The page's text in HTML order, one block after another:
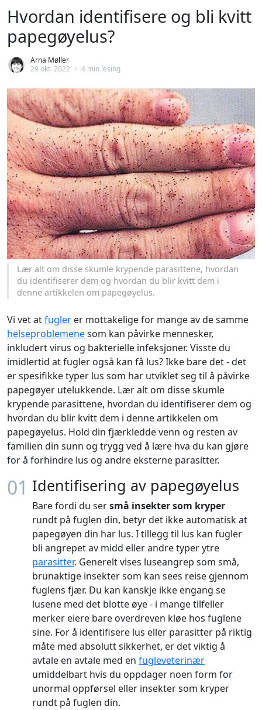
Hvordan identifisere og bli kvitt
papegøyelus?
Arna Møller
29 okt. 2022 • 4 min lesing
Lær alt om disse skumle krypende parasittene, hvordan
du identifiserer dem og hvordan du blir kvitt dem i
denne artikkelen om papegøyelus.
Vi vet atfugler er mottakelige for mange av de samme
helseproblemenesom kan påvirke mennesker,
inkludert virus og bakterielle infeksjoner. Visste du
imidlertid at fugler også kan få lus? Ikke bare det - det
er spesifikke typer lus som har utviklet seg til å påvirke
papegøyer utelukkende. Lær alt om disse skumle
krypende parasittene, hvordan du identifiserer dem og
hvordan du blir kvitt dem i denne artikkelen om
papegøyelus. Hold din fjærkledde venn og resten av
familien din sunn og trygg ved å lære hva du kan gjøre
for å forhindre lus og andre eksterne parasitter.
01 Identifisering av papegøyelus
Bare fordi du sersmå insekter som kryper
rundt på fuglen din, betyr det ikke automatisk at
papegøyen din har lus. I tillegg til lus kan fugler
bli angrepet av midd eller andre typer ytre
parasitter. Generelt vises luseangrep som små,
brunaktige insekter som kan sees reise gjennom
fuglens fjær. Du kan kanskje ikke engang se
lusene med det blotte øye - i mange tilfeller
merker eiere bare overdreven kløe hos fuglene
sine. For å identifisere lus eller parasitter på riktig
måte med absolutt sikkerhet, er det viktig å
avtale en avtale med en fugleveterinær
umiddelbart hvis du oppdager noen form for
unormal oppførsel eller insekter som kryper
rundt på fuglen din.